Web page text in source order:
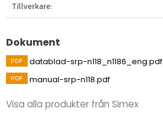
Tillverkare
Dokument
datablad-srp-n118_n1186_eng.pdf
manual-srp-n118.pdf
Visa alla produkter från Simex